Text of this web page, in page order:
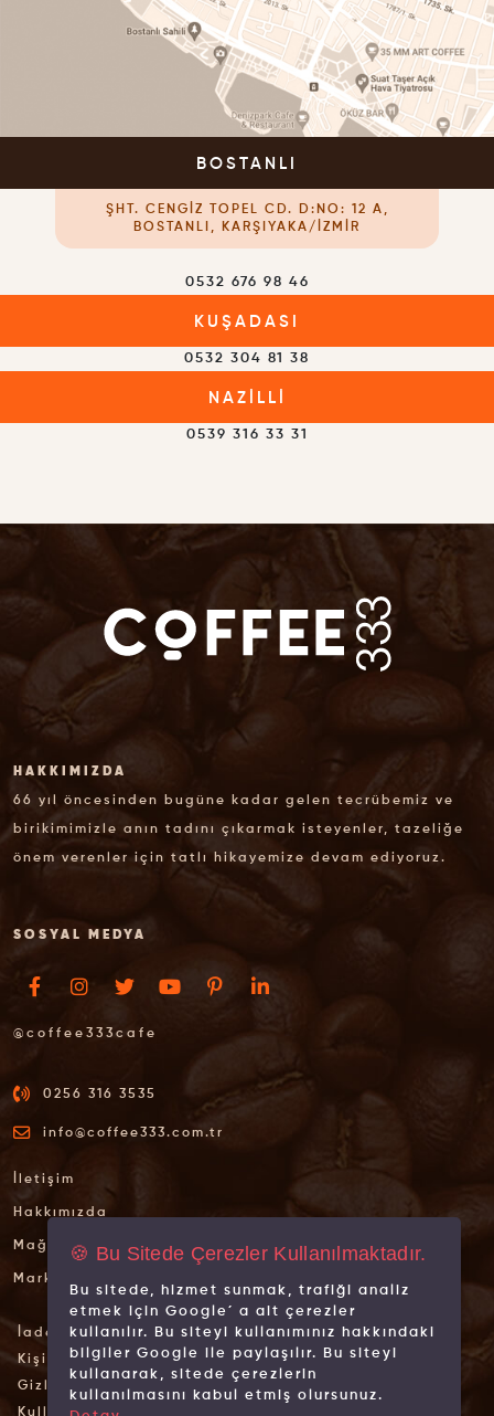
BOSTANLI
ŞHT. CENGIZ TOPEL CD. D:NO: 12 A,
BOSTANLI, KARŞIYAKA/İZMIR
0532 676 98 46
KUŞADASI
0532 304 81 38
NAZILLI
0539 316 33 31
HAKKIMIZDA
66 yıl öncesinden bugüne kadar gelen tecrübemiz ve
birikimimizle anın tadını çıkarmak isteyenler, tazeliğe
önem verenler için tatlı hikayemize devam ediyoruz.
SOSYAL MEDYA
@coffee333cafe
0256 316 3535
info@coffee333.com.tr
İletişim
Hakkımızda
Mağazalarımız
Markalarımız
İade İptal Şartları
Kişisel Verilerin Korunması
Gizlilik İlkeleri
Kullanım Koşulları
🍪 Bu Sitede Çerezler Kullanılmaktadır.
Bu sitede, hizmet sunmak, trafiği analiz
etmek için Google´ a ait çerezler
kullanılır. Bu siteyi kullanımınız hakkındaki
bilgiler Google ile paylaşılır. Bu siteyi
kullanarak, sitede çerezlerin
kullanılmasını kabul etmiş olursunuz.